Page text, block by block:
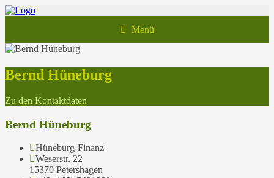
Menü
Bernd Hüneburg
Zu den Kontaktdaten
Bernd Hüneburg
Hüneburg-Finanz
Weserstr. 22
15370 Petershagen